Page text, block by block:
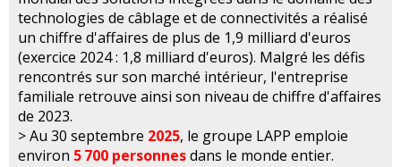
technologies de câblage et de connectivités a réalisé
un chiffre d'affaires de plus de 1,9 milliard d'euros
(exercice 2024 : 1,8 milliard d'euros). Malgré les défis
rencontrés sur son marché intérieur, l'entreprise
familiale retrouve ainsi son niveau de chiffre d'affaires
de 2023.
> Au 30 septembre 2025, le groupe LAPP emploie
environ 5 700 personnesdans le monde entier.